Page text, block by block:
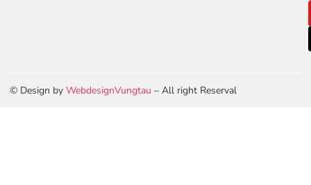
© Design by WebdesignVungtau – All right Reserval